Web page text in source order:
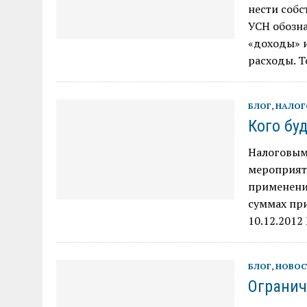
нести
УСН
«доходы»
расходы.
БЛОГ,
Кого
суммах
БЛОГ,